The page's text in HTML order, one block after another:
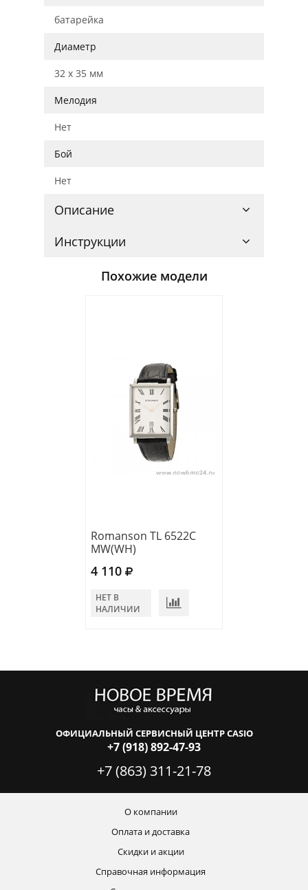
батарейка
Диаметр
32 x 35 мм
Мелодия
Нет
Бой
Нет
Описание
Инструкции
Похожие модели
Romanson TL 6522C
MW(WH)
4 110
НЕТ В
НАЛИЧИИ
ОФИЦИАЛЬНЫЙ СЕРВИСНЫЙ ЦЕНТР CASIO
+7 (918) 892-47-93
+7 (863) 311-21-78
О компании
Оплата и доставка
Скидки и акции
Справочная информация